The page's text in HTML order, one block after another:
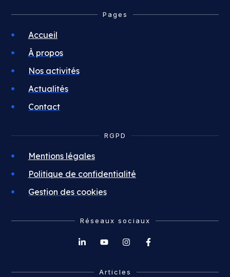
Pages
Accueil
À propos
Nos activités
Actualités
Contact
RGPD
Mentions légales
Politique de confidentialité
Gestion des cookies
Réseaux sociaux
Articles